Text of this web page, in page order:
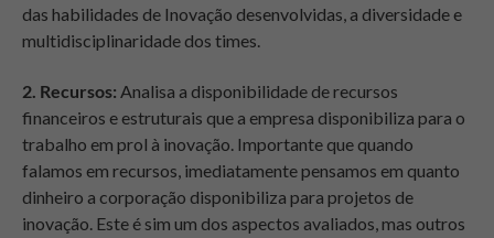
das habilidades de Inovação desenvolvidas, a diversidade e
multidisciplinaridade dos times.
2. Recursos: Analisa a disponibilidade de recursos
financeiros e estruturais que a empresa disponibiliza para o
trabalho em prol à inovação. Importante que quando
falamos em recursos, imediatamente pensamos em quanto
dinheiro a corporação disponibiliza para projetos de
inovação. Este é sim um dos aspectos avaliados, mas outros